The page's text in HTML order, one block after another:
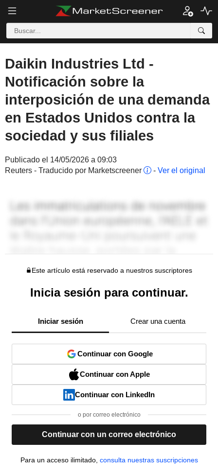
Daikin Industries Ltd -
Notificación sobre la
interposición de una demanda
en Estados Unidos contra la
sociedad y sus filiales
Publicado el 14/05/2026 a 09:03
Reuters - Traducido por Marketscreener
- Ver el original
Este artículo está reservado a nuestros suscriptores
Inicia sesión para continuar.
Iniciar sesión Crear una cuenta
Continuar con Google
Continuar con Apple
Continuar con LinkedIn
o por correo electrónico
Continuar con un correo electrónico
Para un acceso ilimitado, consulta nuestras suscripciones